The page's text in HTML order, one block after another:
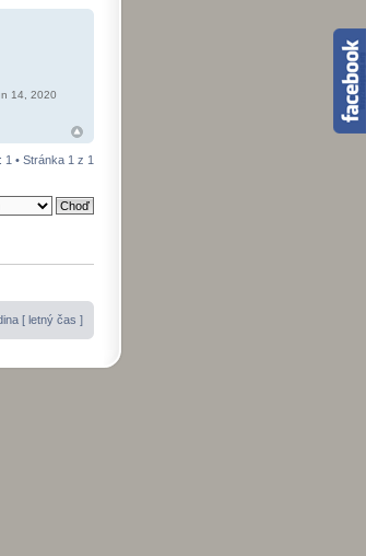
14, 2020
1 • Stránka 1 z 1
[ letný čas ]